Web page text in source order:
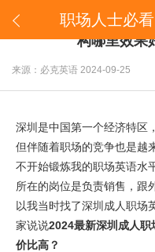
职场人士必看！
构哪里效果
来源：必克英语 2024-09-25
深圳是中国第一个经济特区
但伴随着职场的竞争也是越
不开始锻炼我的职场英语水
所在的岗位是负责销售，跟
以我当时找了深圳成人职场
家说说2024最新深圳成人职
价比高？